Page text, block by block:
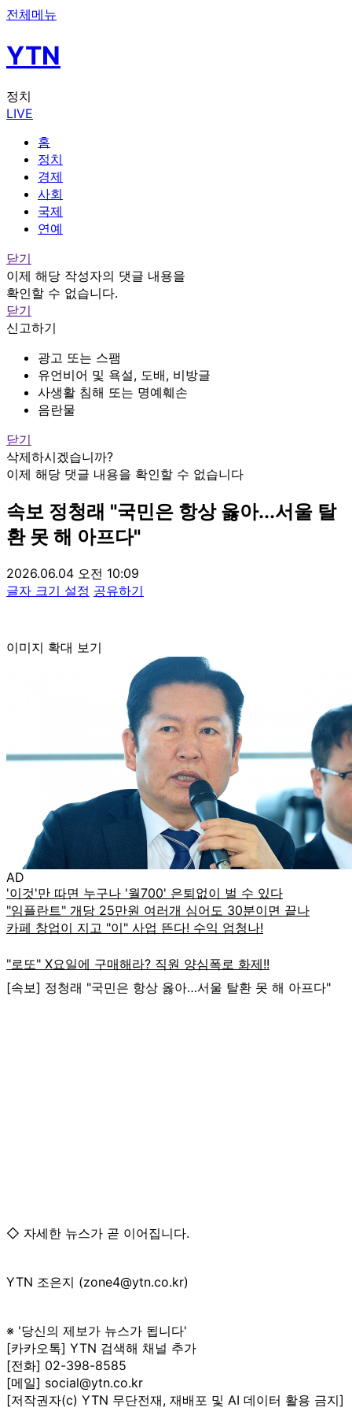
전체메뉴
YTN
정치
LIVE
홈
정치
경제
사회
국제
연예
닫기
이제 해당 작성자의 댓글 내용을
확인할 수 없습니다.
닫기
신고하기
광고 또는 스팸
유언비어 및 욕설, 도배, 비방글
사생활 침해 또는 명예훼손
음란물
닫기
삭제하시겠습니까?
이제 해당 댓글 내용을 확인할 수 없습니다
속보 정청래 "국민은 항상 옳아...서울 탈
환 못 해 아프다"
2026.06.04 오전 10:09
글자 크기 설정 공유하기
이미지 확대 보기
AD
[속보] 정청래 "국민은 항상 옳아…서울 탈환 못 해 아프다"
◇ 자세한 뉴스가 곧 이어집니다.
YTN 조은지 (zone4@ytn.co.kr)
※ '당신의 제보가 뉴스가 됩니다'
[카카오톡] YTN 검색해 채널 추가
[전화] 02-398-8585
[메일] social@ytn.co.kr
[저작권자(c) YTN 무단전재, 재배포 및 AI 데이터 활용 금지]